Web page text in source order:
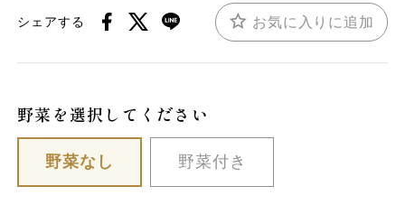
シェアする お気に入りに追加
野菜を選択してください
野菜なし 野菜付き